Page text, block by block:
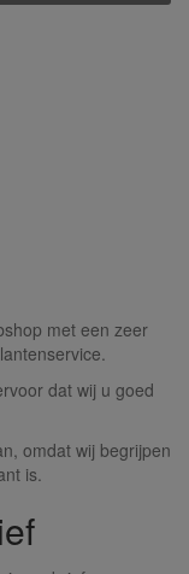
met een zeer
dat wij u goed
omdat wij begrijpen
is.